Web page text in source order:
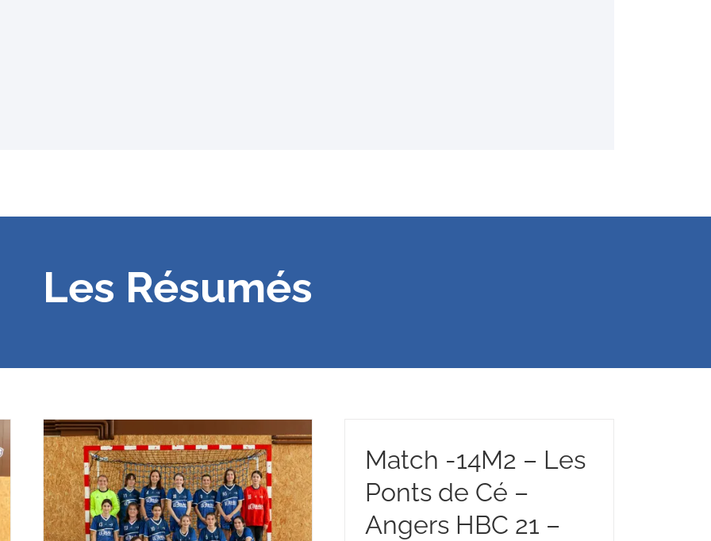
Les Résumés
Match -14M2 – Les
Ponts de Cé –
Angers HBC 21 –